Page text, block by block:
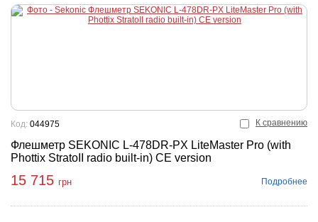
К сравнению
Флешметр SEKONIC L-478DR-PX LiteMaster Pro (with
Phottix StratoII radio built-in) CE version
Код: 044975
15 715 грн Подробнее